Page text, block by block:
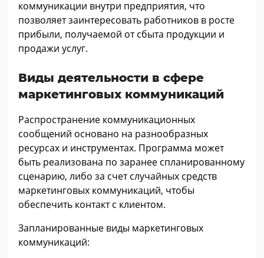
коммуникации внутри предприятия, что
позволяет заинтересовать работников в росте
прибыли, получаемой от сбыта продукции и
продажи услуг.
Виды деятельности в сфере
маркетинговых коммуникаций
Распространение коммуникационных
сообщений основано на разнообразных
ресурсах и инструментах. Программа может
быть реализована по заранее спланированному
сценарию, либо за счет случайных средств
маркетинговых коммуникаций, чтобы
обеспечить контакт с клиентом.
Запланированные виды маркетинговых
коммуникаций: